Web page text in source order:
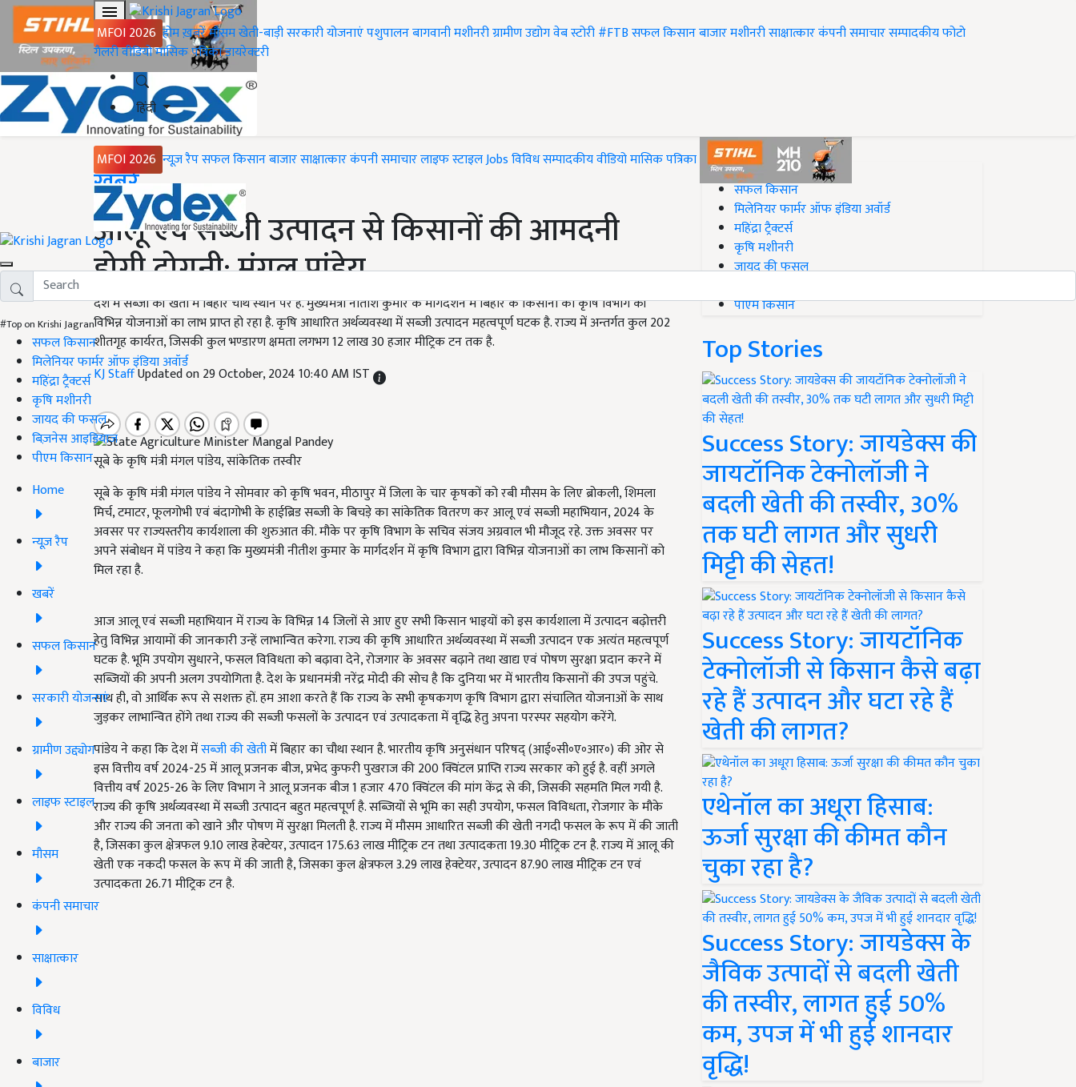
MFOI 2026 होमख़बरेंमौसमखेती-बाड़ीसरकारी योजनाएंपशुपालनबागवानीमशीनरीग्रामीण उद्योगवेब स्टोरी#FTBसफल किसानबाजारमशीनरीसाक्षात्कारकंपनी समाचारसम्पादकीयफोटो
गैलरीवीडियोमासिक पत्रिकाडायरेक्टरी
हिंदी
MFOI 2026 न्यूज़ रैपसफल किसानबाजारसाक्षात्कारकंपनी समाचारलाइफ स्टाइलJobsविविधसम्पादकीयवीडियोमासिक पत्रिका
#Top on Krishi Jagran
सफल किसान
मिलेनियर फार्मर ऑफ इंडिया अवॉर्ड
महिंद्रा ट्रैक्टर्स
कृषि मशीनरी
जायद की फसल
बिज़नेस आइडियाज
पीएम किसान
Home
न्यूज़ रैप
खबरें
सफल किसान
सरकारी योजनाएं
ग्रामीण उद्द्योग
लाइफ स्टाइल
मौसम
कंपनी समाचार
साक्षात्कार
विविध
बाजार
Home
ख़बरें
आलू एवं सब्जी उत्पादन से किसानों की आमदनी
होगी दोगुनी: मंगल पांडेय
देश में सब्जी की खेती में बिहार चौथे स्थान पर है. मुख्यमंत्री नीतीश कुमार के मार्गदर्शन में बिहार के किसानों को कृषि विभाग की
विभिन्न योजनाओं का लाभ प्राप्त हो रहा है. कृषि आधारित अर्थव्यवस्था में सब्जी उत्पादन महत्वपूर्ण घटक है. राज्य में अन्तर्गत कुल 202
शीतगृह कार्यरत, जिसकी कुल भण्डारण क्षमता लगभग 12 लाख 30 हजार मीट्रिक टन तक है.
KJ StaffUpdated on 29 October, 2024 10:40 AM IST
सूबे के कृषि मंत्री मंगल पांडेय, सांकेतिक तस्वीर
सूबे के कृषि मंत्री मंगल पांडेय ने सोमवार को कृषि भवन, मीठापुर में जिला के चार कृषकों को रबी मौसम के लिए ब्रोकली, शिमला
मिर्च, टमाटर, फूलगोभी एवं बंदागोभी के हाईब्रिड सब्जी के बिचड़े का सांकेतिक वितरण कर आलू एवं सब्जी महाभियान, 2024 के
अवसर पर राज्यस्तरीय कार्यशाला की शुरुआत की. मौके पर कृषि विभाग के सचिव संजय अग्रवाल भी मौजूद रहे. उक्त अवसर पर
अपने संबोधन में पांडेय ने कहा कि मुख्यमंत्री नीतीश कुमार के मार्गदर्शन में कृषि विभाग द्वारा विभिन्न योजनाओं का लाभ किसानों को
मिल रहा है.
आज आलू एवं सब्जी महाभियान में राज्य के विभिन्न 14 जिलों से आए हुए सभी किसान भाइयों को इस कार्यशाला में उत्पादन बढ़ोत्तरी
हेतु विभिन्न आयामों की जानकारी उन्हें लाभान्वित करेगा. राज्य की कृषि आधारित अर्थव्यवस्था में सब्जी उत्पादन एक अत्यंत महत्वपूर्ण
घटक है. भूमि उपयोग सुधारने, फसल विविधता को बढ़ावा देने, रोजगार के अवसर बढ़ाने तथा खाद्य एवं पोषण सुरक्षा प्रदान करने में
सब्जियों की अपनी अलग उपयोगिता है. देश के प्रधानमंत्री नरेंद्र मोदी की सोच है कि दुनिया भर में भारतीय किसानों की उपज पहुंचे.
साथ ही, वो आर्थिक रूप से सशक्त हों. हम आशा करते हैं कि राज्य के सभी कृषकगण कृषि विभाग द्वारा संचालित योजनाओं के साथ
जुड़कर लाभान्वित होंगे तथा राज्य की सब्जी फसलों के उत्पादन एवं उत्पादकता में वृद्धि हेतु अपना परस्पर सहयोग करेंगे.
पांडेय ने कहा कि देश मेंसब्जी की खेतीमें बिहार का चौथा स्थान है. भारतीय कृषि अनुसंधान परिषद् (आई॰सी॰ए॰आर॰) की ओर से
इस वित्तीय वर्ष 2024-25 में आलू प्रजनक बीज, प्रभेद कुफरी पुखराज की 200 क्विंटल प्राप्ति राज्य सरकार को हुई है. वहीं अगले
वित्तीय वर्ष 2025-26 के लिए विभाग ने आलू प्रजनक बीज 1 हजार 470 क्विंटल की मांग केंद्र से की, जिसकी सहमति मिल गयी है.
राज्य की कृषि अर्थव्यवस्था में सब्जी उत्पादन बहुत महत्वपूर्ण है. सब्जियों से भूमि का सही उपयोग, फसल विविधता, रोजगार के मौके
और राज्य की जनता को खाने और पोषण में सुरक्षा मिलती है. राज्य में मौसम आधारित सब्जी की खेती नगदी फसल के रूप में की जाती
है, जिसका कुल क्षेत्रफल 9.10 लाख हेक्टेयर, उत्पादन 175.63 लाख मीट्रिक टन तथा उत्पादकता 19.30 मीट्रिक टन है. राज्य में आलू की
खेती एक नकदी फसल के रूप में की जाती है, जिसका कुल क्षेत्रफल 3.29 लाख हेक्टेयर, उत्पादन 87.90 लाख मीट्रिक टन एवं
उत्पादकता 26.71 मीट्रिक टन है.
#Top on Krishi Jagran
सफल किसान
मिलेनियर फार्मर ऑफ इंडिया अवॉर्ड
महिंद्रा ट्रैक्टर्स
कृषि मशीनरी
जायद की फसल
पीएम किसान
Top Stories
Success Story: जायडेक्स की
जायटॉनिक टेक्नोलॉजी ने
बदली खेती की तस्वीर, 30%
तक घटी लागत और सुधरी
मिट्टी की सेहत!
Success Story: जायटॉनिक
टेक्नोलॉजी से किसान कैसे बढ़ा
रहे हैं उत्पादन और घटा रहे हैं
खेती की लागत?
एथेनॉल का अधूरा हिसाब:
ऊर्जा सुरक्षा की कीमत कौन
चुका रहा है?
Success Story: जायडेक्स के
जैविक उत्पादों से बदली खेती
की तस्वीर, लागत हुई 50%
कम, उपज में भी हुई शानदार
वृद्धि!